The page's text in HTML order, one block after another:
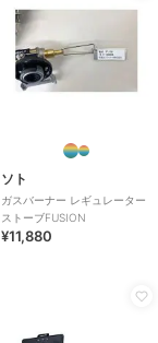
ソト
ガスバーナー レギュレーター
ストーブFUSION
¥11,880